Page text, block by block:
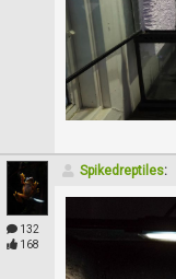
132
168
Spikedreptiles: